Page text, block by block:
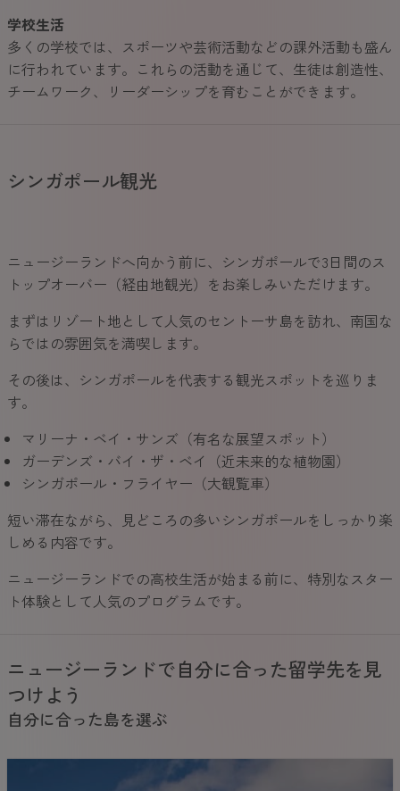
学校生活
多くの学校では、スポーツや芸術活動などの課外活動も盛ん
に行われています。これらの活動を通じて、生徒は創造性、
チームワーク、リーダーシップを育むことができます。
シンガポール観光
ニュージーランドへ向かう前に、シンガポールで3日間のス
トップオーバー（経由地観光）をお楽しみいただけます。
まずはリゾート地として人気のセントーサ島を訪れ、南国な
らではの雰囲気を満喫します。
その後は、シンガポールを代表する観光スポットを巡りま
す。
マリーナ・ベイ・サンズ（有名な展望スポット）
ガーデンズ・バイ・ザ・ベイ（近未来的な植物園）
シンガポール・フライヤー（大観覧車）
短い滞在ながら、見どころの多いシンガポールをしっかり楽
しめる内容です。
ニュージーランドでの高校生活が始まる前に、特別なスター
ト体験として人気のプログラムです。
ニュージーランドで自分に合った留学先を見
つけよう
自分に合った島を選ぶ